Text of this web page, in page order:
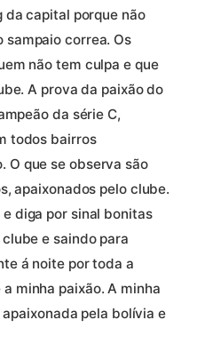
da capital porque não
sampaio correa. Os
não tem culpa e que
A prova da paixão do
da série C,
todos bairros
O que se observa são
apaixonados pelo clube.
diga por sinal bonitas
e saindo para
á noite por toda a
minha paixão. A minha
pela bolívia e